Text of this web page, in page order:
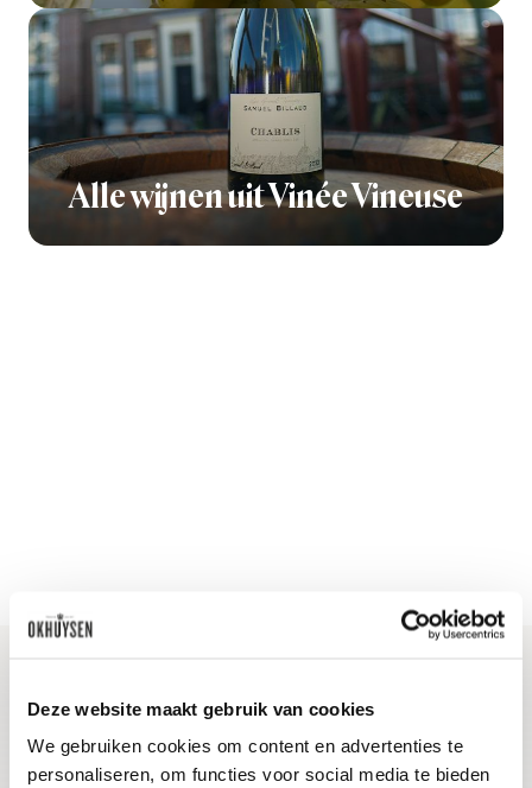
Deze website maakt gebruik van cookies
We gebruiken cookies om content en advertenties te
personaliseren, om functies voor social media te bieden
Alle wijnen uit Vinée Vineuse
Blijf op de hoogte
Ontvang het laatste wijnnieuws, proeverijen en
evenementen